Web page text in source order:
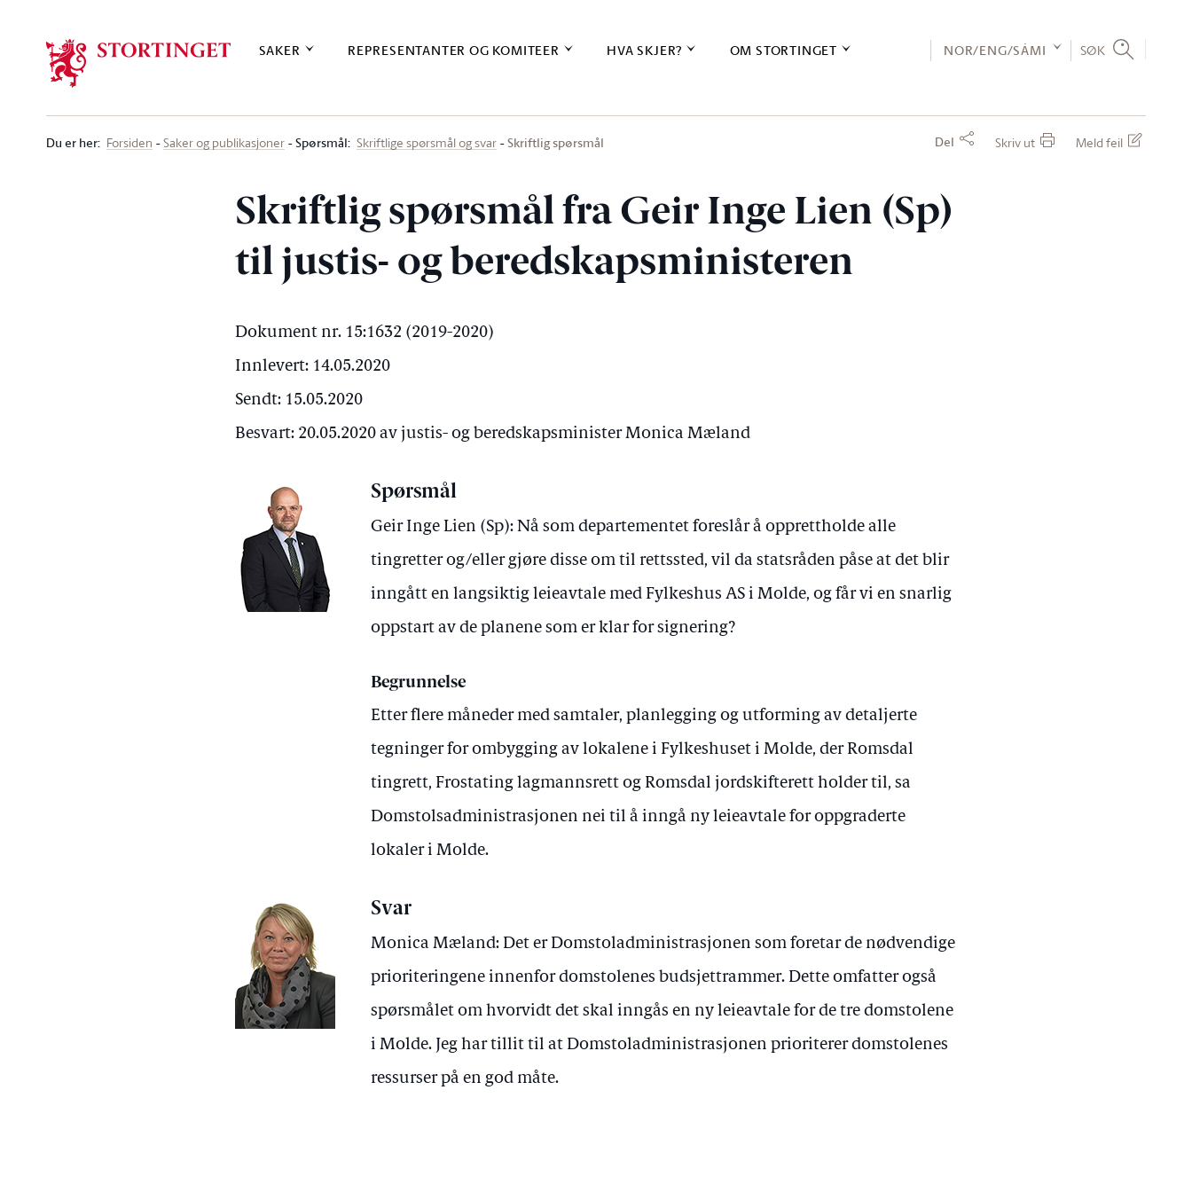
SAKER REPRESENTANTER OG KOMITEER HVA SKJER? OM STORTINGET NOR/ENG/SÁMI SØK
Du er her: Forsiden Saker og publikasjoner Spørsmål: Skriftlige spørsmål og svar Skriftlig spørsmål Del Skriv ut Meld feil
Skriftlig spørsmål fra Geir Inge Lien (Sp)
til justis- og beredskapsministeren
Dokument nr. 15:1632 (2019-2020)
Innlevert: 14.05.2020
Sendt: 15.05.2020
Besvart: 20.05.2020 av justis- og beredskapsminister Monica Mæland
Spørsmål
Geir Inge Lien (Sp): Nå som departementet foreslår å opprettholde alle
tingretter og/eller gjøre disse om til rettssted, vil da statsråden påse at det blir
inngått en langsiktig leieavtale med Fylkeshus AS i Molde, og får vi en snarlig
oppstart av de planene som er klar for signering?
Begrunnelse
Etter flere måneder med samtaler, planlegging og utforming av detaljerte
tegninger for ombygging av lokalene i Fylkeshuset i Molde, der Romsdal
tingrett, Frostating lagmannsrett og Romsdal jordskifterett holder til, sa
Domstolsadministrasjonen nei til å inngå ny leieavtale for oppgraderte
lokaler i Molde.
Svar
Monica Mæland: Det er Domstoladministrasjonen som foretar de nødvendige
prioriteringene innenfor domstolenes budsjettrammer. Dette omfatter også
spørsmålet om hvorvidt det skal inngås en ny leieavtale for de tre domstolene
i Molde. Jeg har tillit til at Domstoladministrasjonen prioriterer domstolenes
ressurser på en god måte.